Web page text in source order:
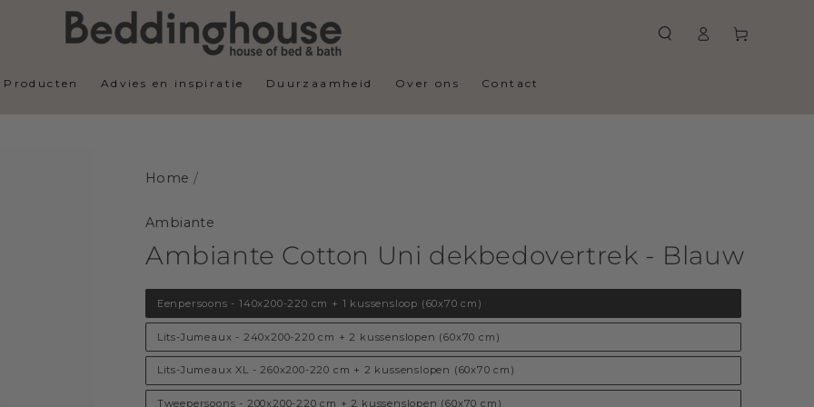
Producten Advies en inspiratie Duurzaamheid Over ons Contact
in
Winkelwagen
Home /
Ambiante
Ambiante Cotton Uni dekbedovertrek - Blauw
Eenpersoons - 140x200-220 cm + 1 kussensloop (60x70 cm)
Lits-Jumeaux - 240x200-220 cm + 2 kussenslopen (60x70 cm)
Lits-Jumeaux XL - 260x200-220 cm + 2 kussenslopen (60x70 cm)
Tweepersoons - 200x200-220 cm + 2 kussenslopen (60x70 cm)